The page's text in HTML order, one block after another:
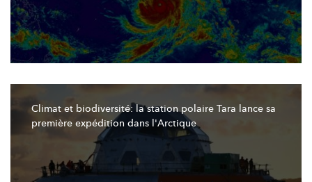
Climat et biodiversité: la station polaire Tara lance sa
première expédition dans l'Arctique